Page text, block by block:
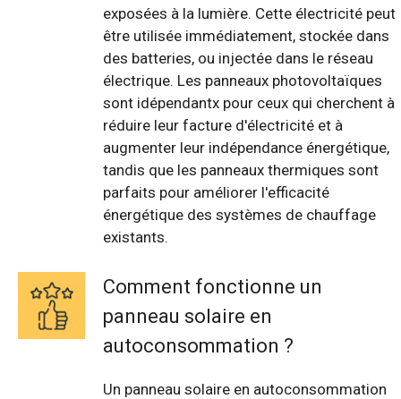
exposées à la lumière. Cette électricité peut
être utilisée immédiatement, stockée dans
des batteries, ou injectée dans le réseau
électrique. Les panneaux photovoltaïques
sont idépendantx pour ceux qui cherchent à
réduire leur facture d'électricité et à
augmenter leur indépendance énergétique,
tandis que les panneaux thermiques sont
parfaits pour améliorer l'efficacité
énergétique des systèmes de chauffage
existants.
Comment fonctionne un
panneau solaire en
autoconsommation ?
Un panneau solaire en autoconsommation